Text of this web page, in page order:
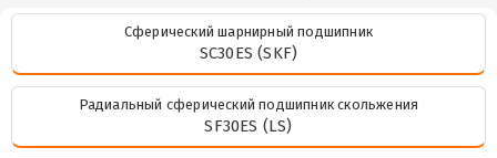
Сферический шарнирный подшипник
SC30ES (SKF)
Радиальный сферический подшипник скольжения
SF30ES (LS)